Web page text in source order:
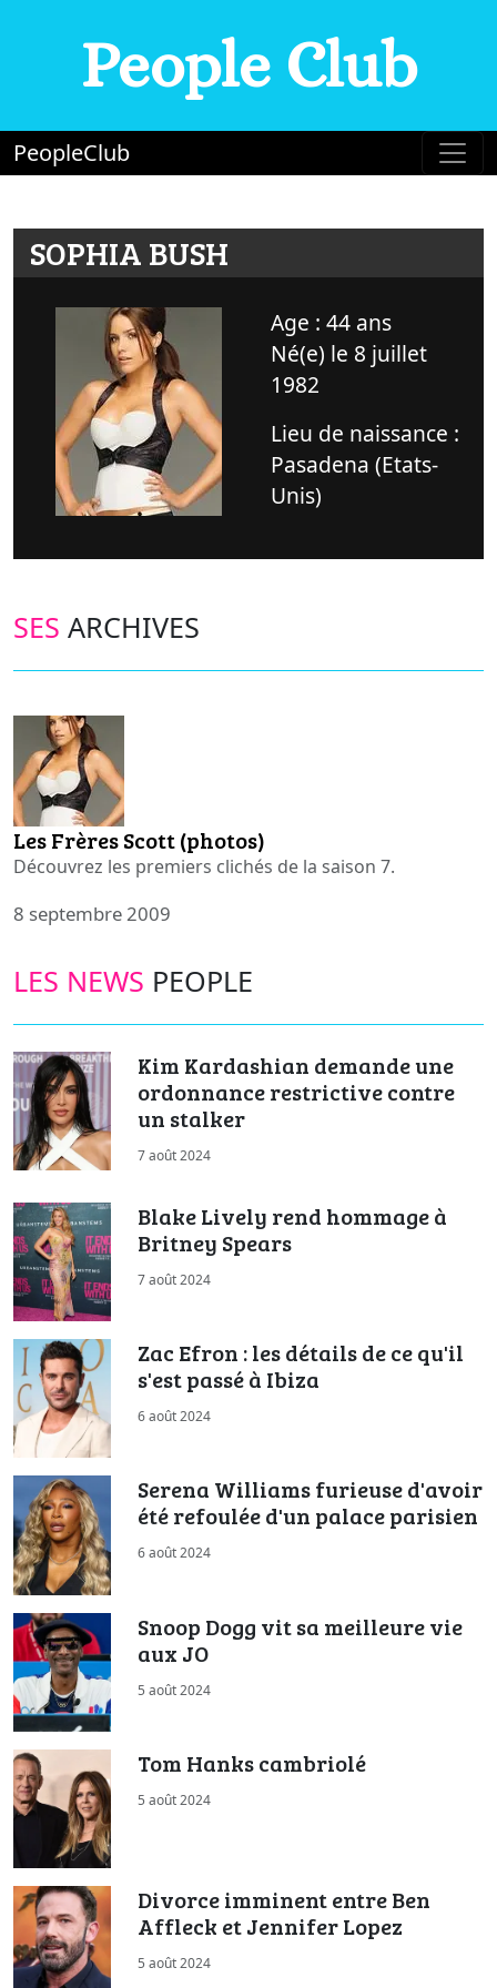
People Club
PeopleClub
SOPHIA BUSH
Age : 44 ans
Né(e) le 8 juillet
1982
Lieu de naissance :
Pasadena (Etats-
Unis)
SES ARCHIVES
Les Frères Scott (photos)
Découvrez les premiers clichés de la saison 7.
8 septembre 2009
LES NEWS PEOPLE
Kim Kardashian demande une
ordonnance restrictive contre
un stalker
7 août 2024
Blake Lively rend hommage à
Britney Spears
7 août 2024
Zac Efron : les détails de ce qu'il
s'est passé à Ibiza
6 août 2024
Serena Williams furieuse d'avoir
été refoulée d'un palace parisien
6 août 2024
Snoop Dogg vit sa meilleure vie
aux JO
5 août 2024
Tom Hanks cambriolé
5 août 2024
Divorce imminent entre Ben
Affleck et Jennifer Lopez
5 août 2024